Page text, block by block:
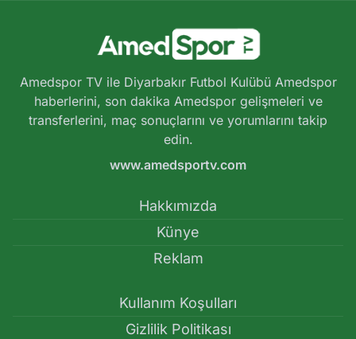
Amedspor TV ile Diyarbakır Futbol Kulübü Amedspor
haberlerini, son dakika Amedspor gelişmeleri ve
transferlerini, maç sonuçlarını ve yorumlarını takip
edin.
www.amedsportv.com
Hakkımızda
Künye
Reklam
Kullanım Koşulları
Gizlilik Politikası